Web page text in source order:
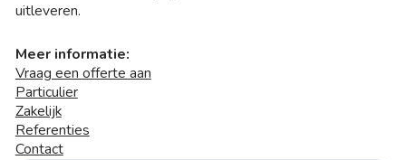
uitleveren.
Meer informatie:
Vraag een offerte aan
Particulier
Zakelijk
Referenties
Contact